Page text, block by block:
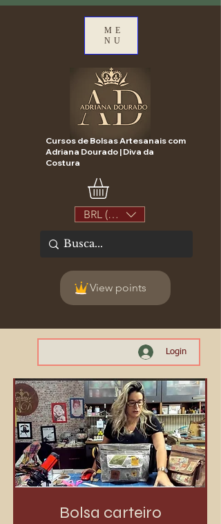
ME
NU
Cursos de Bolsas Artesanais com
Adriana Dourado | Diva da
Costura
BRL (R$)
View points
Login
Bolsa carteiro